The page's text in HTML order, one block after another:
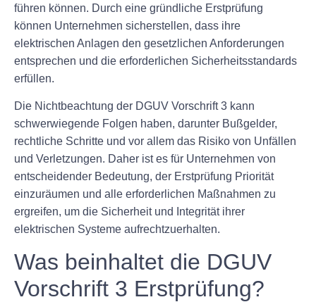
führen können. Durch eine gründliche Erstprüfung
können Unternehmen sicherstellen, dass ihre
elektrischen Anlagen den gesetzlichen Anforderungen
entsprechen und die erforderlichen Sicherheitsstandards
erfüllen.
Die Nichtbeachtung der DGUV Vorschrift 3 kann
schwerwiegende Folgen haben, darunter Bußgelder,
rechtliche Schritte und vor allem das Risiko von Unfällen
und Verletzungen. Daher ist es für Unternehmen von
entscheidender Bedeutung, der Erstprüfung Priorität
einzuräumen und alle erforderlichen Maßnahmen zu
ergreifen, um die Sicherheit und Integrität ihrer
elektrischen Systeme aufrechtzuerhalten.
Was beinhaltet die DGUV
Vorschrift 3 Erstprüfung?